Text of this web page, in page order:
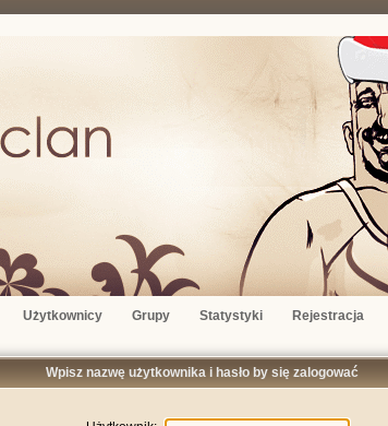
Użytkownicy Grupy Statystyki Rejestracja
Wpisz nazwę użytkownika i hasło by się zalogować